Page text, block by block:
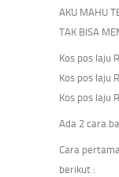
AKU MAHU
TAK BISA
Kos pos laju
Kos pos laju
Kos pos laju
Ada 2 cara
Cara
berikut :